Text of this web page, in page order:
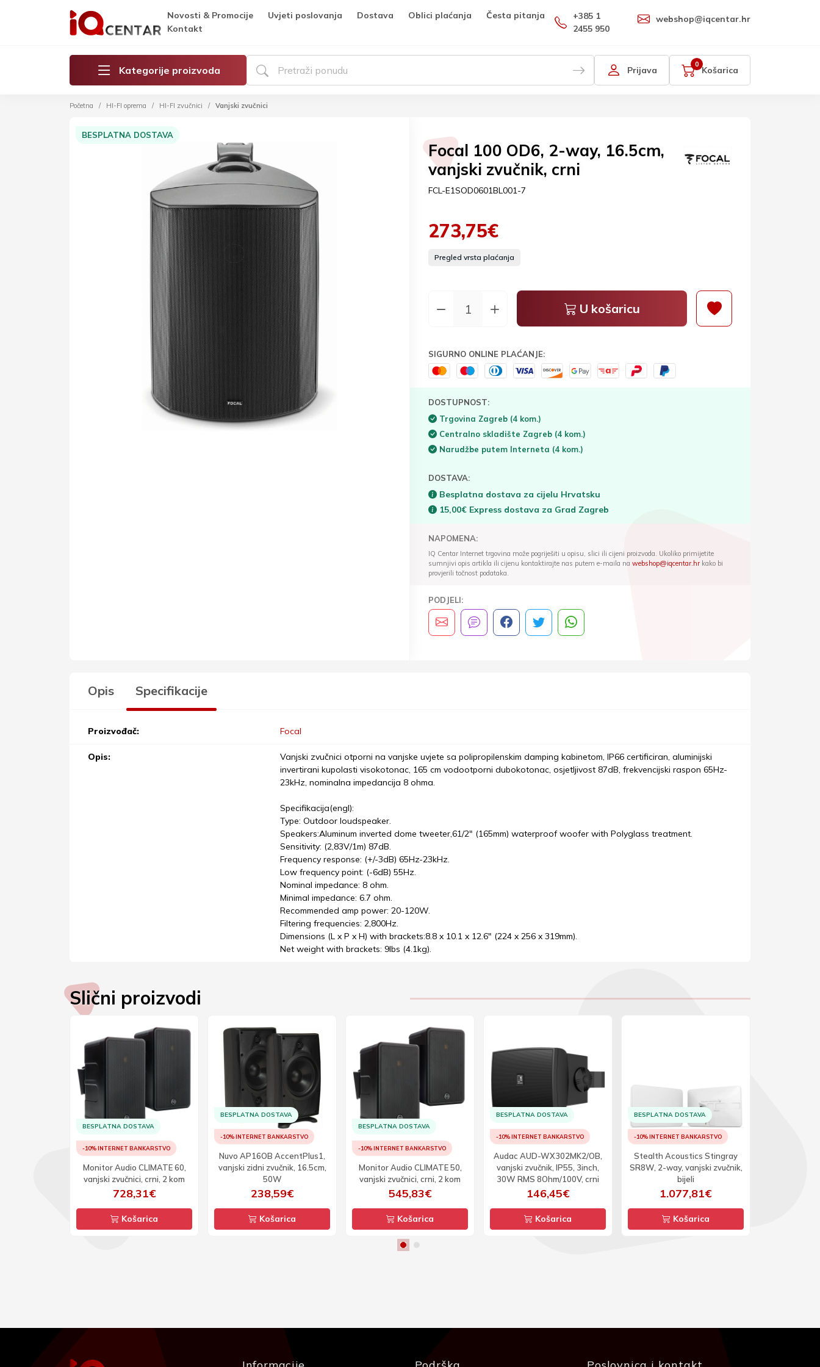
Novosti & Promocije Uvjeti poslovanja Dostava Oblici plaćanja
Česta pitanja
Kontakt
+385 1
2455 950
webshop@iqcentar.hr
Kategorije proizvoda Prijava Košarica
0
Početna HI-FI oprema HI-FI zvučnici Vanjski zvučnici
BESPLATNA DOSTAVA
Focal 100 OD6, 2-way, 16.5cm,
vanjski zvučnik, crni
FCL-E1SOD0601BL001-7
273,75€
Pregled vrsta plaćanja
U košaricu
SIGURNO ONLINE PLAĆANJE:
DOSTUPNOST:
Trgovina Zagreb (4 kom.)
Centralno skladište Zagreb (4 kom.)
Narudžbe putem Interneta (4 kom.)
DOSTAVA:
Besplatna dostava za cijelu Hrvatsku
15,00€ Express dostava za Grad Zagreb
NAPOMENA:
IQ Centar Internet trgovina može pogriješiti u opisu, slici ili cijeni proizvoda. Ukoliko primijetite
sumnjivi opis artikla ili cijenu kontaktirajte nas putem e-maila na webshop@iqcentar.hrkako bi
provjerili točnost podataka.
PODJELI:
Opis Specifikacije
Proizvođač: Focal
Opis:
Vanjski zvučnici otporni na vanjske uvjete sa polipropilenskim damping kabinetom, IP66 certificiran, aluminijski
invertirani kupolasti visokotonac, 165 cm vodootporni dubokotonac, osjetljivost 87dB, frekvencijski raspon 65Hz-
23kHz, nominalna impedancija 8 ohma.
Specifikacija(engl):
Type: Outdoor loudspeaker.
Speakers:Aluminum inverted dome tweeter,61/2" (165mm) waterproof woofer with Polyglass treatment.
Sensitivity: (2,83V/1m) 87dB.
Frequency response: (+/-3dB) 65Hz-23kHz.
Low frequency point: (-6dB) 55Hz.
Nominal impedance: 8 ohm.
Minimal impedance: 6.7 ohm.
Recommended amp power: 20-120W.
Filtering frequencies: 2,800Hz.
Dimensions (L x P x H) with brackets:8.8 x 10.1 x 12.6" (224 x 256 x 319mm).
Net weight with brackets: 9lbs (4.1kg).
Slični proizvodi
BESPLATNA DOSTAVA
-10% INTERNET BANKARSTVO
Monitor Audio CLIMATE 60,
vanjski zvučnici, crni, 2 kom
728,31€
Košarica
BESPLATNA DOSTAVA
-10% INTERNET BANKARSTVO
Nuvo AP16OB AccentPlus1,
vanjski zidni zvučnik, 16.5cm,
50W
238,59€
Košarica
BESPLATNA DOSTAVA
-10% INTERNET BANKARSTVO
Monitor Audio CLIMATE 50,
vanjski zvučnici, crni, 2 kom
545,83€
Košarica
BESPLATNA DOSTAVA
-10% INTERNET BANKARSTVO
Audac AUD-WX302MK2/OB,
vanjski zvučnik, IP55, 3inch,
30W RMS 8Ohm/100V, crni
146,45€
Košarica
BESPLATNA DOSTAVA
-10% INTERNET BANKARSTVO
Stealth Acoustics Stingray
SR8W, 2-way, vanjski zvučnik,
bijeli
1.077,81€
Košarica